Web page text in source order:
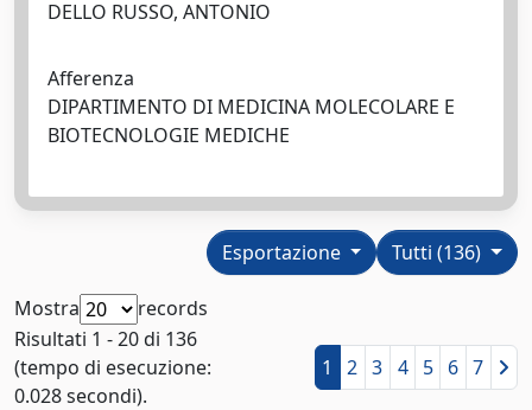
DELLO RUSSO, ANTONIO
Afferenza
DIPARTIMENTO DI MEDICINA MOLECOLARE E
BIOTECNOLOGIE MEDICHE
Tutti (136)
Esportazione
Mostra
records
Risultati 1 - 20 di 136
(tempo di esecuzione:
0.028 secondi).
1 2 3 4 5 6 7